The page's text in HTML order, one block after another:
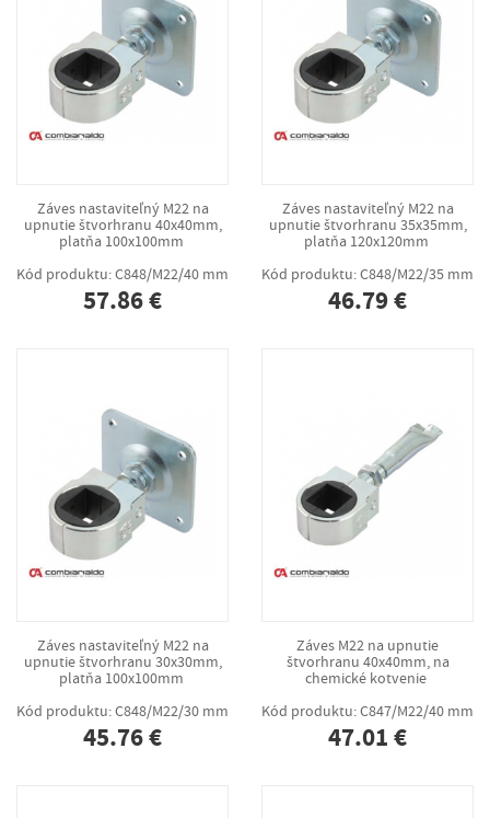
Záves nastaviteľný M22 na
upnutie štvorhranu 40x40mm,
platňa 100x100mm
Kód produktu: C848/M22/40 mm
57.86 €
Záves nastaviteľný M22 na
upnutie štvorhranu 35x35mm,
platňa 120x120mm
Kód produktu: C848/M22/35 mm
46.79 €
Záves nastaviteľný M22 na
upnutie štvorhranu 30x30mm,
platňa 100x100mm
Kód produktu: C848/M22/30 mm
45.76 €
Záves M22 na upnutie
štvorhranu 40x40mm, na
chemické kotvenie
Kód produktu: C847/M22/40 mm
47.01 €